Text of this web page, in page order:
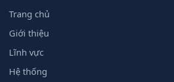
Trang chủ
Giới thiệu
Lĩnh vực
Hệ thống